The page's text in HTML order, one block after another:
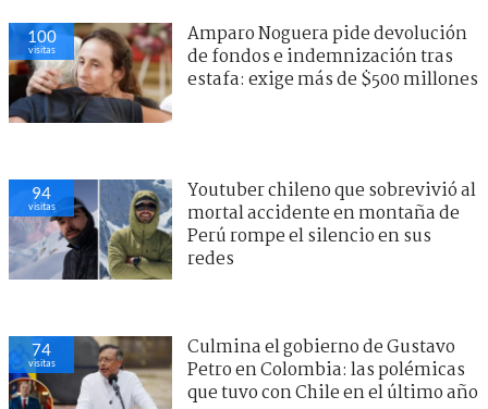
100
visitas
Amparo Noguera pide devolución
de fondos e indemnización tras
estafa: exige más de $500 millones
94
visitas
Youtuber chileno que sobrevivió al
mortal accidente en montaña de
Perú rompe el silencio en sus
redes
74
visitas
Culmina el gobierno de Gustavo
Petro en Colombia: las polémicas
que tuvo con Chile en el último año